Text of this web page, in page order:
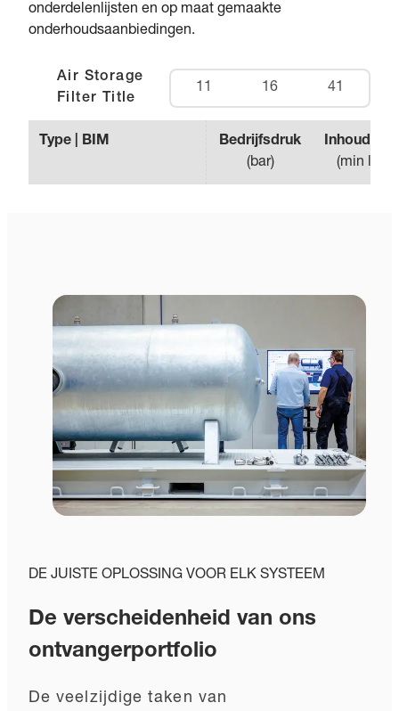
onderdelenlijsten en op maat gemaakte
onderhoudsaanbiedingen.
Air Storage
Filter Title
11 16 41
Type | BIM
Bedrijfsdruk
(bar)
Inhoud
(min liter
DE JUISTE OPLOSSING VOOR ELK SYSTEEM
De verscheidenheid van ons
ontvangerportfolio
De veelzijdige taken van